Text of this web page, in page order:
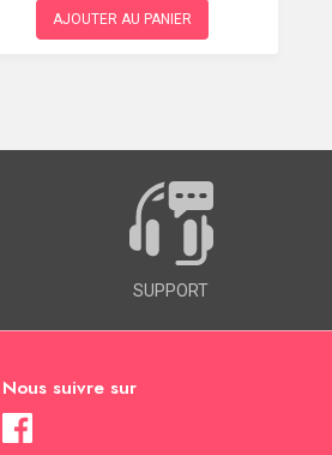
AJOUTER AU PANIER
SUPPORT
Nous suivre sur